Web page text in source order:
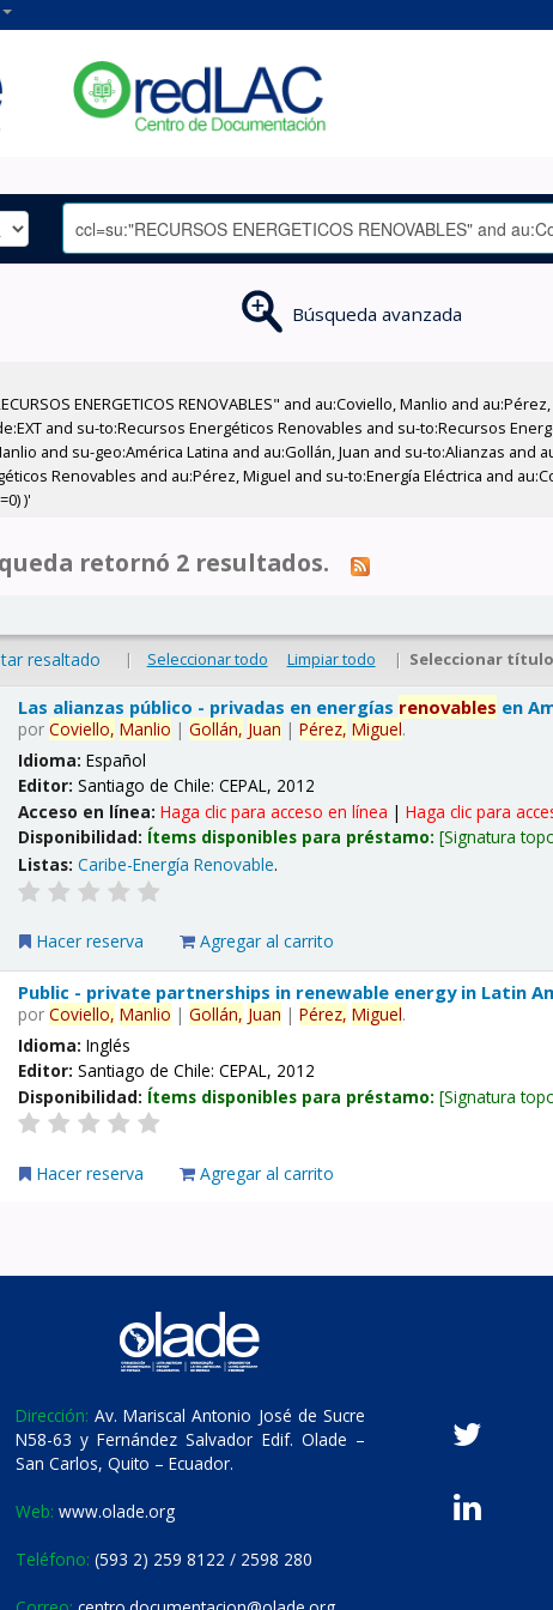
Búsqueda avanzada
ENERGETICOS RENOVABLES" and au:Coviello, Manlio and
and su-to:Recursos Energéticos Renovables and su-to:Recursos
and su-geo:América Latina and au:Gollán, Juan and su-to:Alianzas and
Renovables and au:Pérez, Miguel and su-to:Energía Eléctrica and
)'
retornó 2 resultados.
resaltado | Seleccionar todo Limpiar todo | Seleccionar
Las alianzas público - privadas en energías renovables en
porCoviello, Manlio |Gollán, Juan |Pérez, Miguel.
Idioma:Español
Editor:Santiago de Chile: CEPAL, 2012
Acceso en línea:Haga clic para acceso en línea |Haga clic para
Disponibilidad: Ítems disponibles para préstamo: Signatura
Listas: Caribe-Energía Renovable.
Hacer reserva Agregar al carrito
Public - private partnerships in renewable energy in Latin
porCoviello, Manlio |Gollán, Juan |Pérez, Miguel.
Idioma:Inglés
Editor:Santiago de Chile: CEPAL, 2012
Disponibilidad: Ítems disponibles para préstamo: Signatura
Hacer reserva Agregar al carrito
Dirección: Av. Mariscal Antonio José de Sucre
N58-63 y Fernández Salvador Edif. Olade –
San Carlos, Quito – Ecuador.
Web: www.olade.org
Teléfono: (593 2) 259 8122 / 2598 280